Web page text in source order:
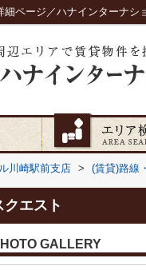
細ページ／ハナインターナシ
川崎駅前支店 > (賃貸)路線
クエスト
GALLERY